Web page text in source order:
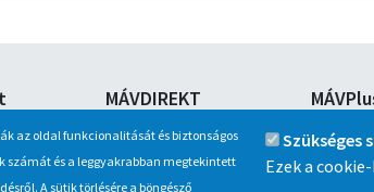
MÁVDIREKT
Telefon:
+36 (1) 3 49 49 49
+36 (20/30/70) 499 4999
Vegyen
jegyet a
Android
az oldal funkcionalitását és biztonságos
számát és a leggyakrabban megtekintett
A sütik törlésére a böngésző
Szükséges
Ezek a